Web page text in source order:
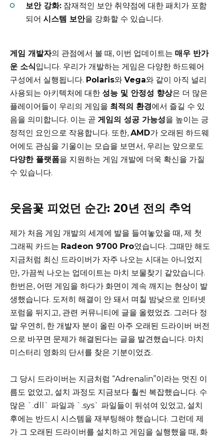
보안 강화: 잠재적인 보안 취약점에 대한 패치가 포함
되어 시스템 보안을 강화할 수 있습니다.
게임 개발자의 관점에서 볼 때, 이번 업데이트는 매우 반가
운 소식입니다. 우리가 개발하는 게임은 다양한 하드웨어
구성에서 실행됩니다. Polaris와 Vega와 같이 아직 널리
사용되는 아키텍처에 대한 성능 및 안정성 향상은 더 많은
플레이어들이 우리의 게임을 최적의 환경에서 즐길 수 있
음을 의미합니다. 이는 곧 게임의 성공 가능성을 높이는 긍
정적인 요인으로 작용합니다. 또한, AMD가 오래된 하드웨
어에도 관심을 기울이는 모습을 보면서, 우리는 앞으로도
다양한 플랫폼을 지원하는 게임 개발에 더욱 확신을 가질
수 있습니다.
웃음꽃 피었던 순간: 20년 전의 추억
제가 처음 게임 개발의 세계에 발을 들여놓았을 때, 제 첫
그래픽 카드는 Radeon 9700 Pro였습니다. 그때만 해도
지금처럼 최신 드라이버가 자주 나오는 시대는 아니었지
만, 가끔씩 나오는 업데이트는 마치 보물찾기 같았습니다.
한번은, 어떤 게임을 하다가 화면이 계속 깨지는 현상이 발
생했습니다. 도저히 해결이 안 돼서 며칠 밤낮으로 인터넷
포럼을 뒤지고, 관련 커뮤니티에 글을 올렸었죠. 그러다 정
말 우연히, 한 개발자 분이 올린 아주 오래된 드라이버 버전
으로 바꾸면 문제가 해결된다는 글을 발견했습니다. 마치
미스터리 영화의 단서를 찾은 기분이었죠.
그 당시 드라이버는 지금처럼 “Adrenalin”이라는 멋진 이
름도 없었고, 설치 과정도 지금보다 훨씬 복잡했습니다. 수
많은 `.dll` 파일과 `.sys` 파일들이 뒤섞여 있었고, 설치
후에는 반드시 시스템을 재부팅해야 했습니다. 그런데 제
가 그 오래된 드라이버를 설치하고 게임을 실행했을 때, 화